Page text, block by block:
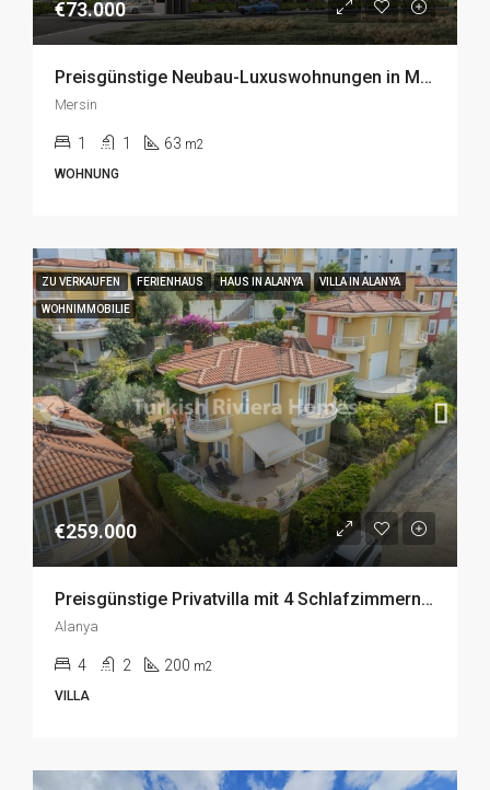
€73.000
Preisgünstige Neubau-Luxuswohnungen in Mersin zum Verkauf
Mersin
1 1 63 m2
WOHNUNG
ZU VERKAUFEN FERIENHAUS HAUS IN ALANYA VILLA IN ALANYA
WOHNIMMOBILIE
€259.000
Preisgünstige Privatvilla mit 4 Schlafzimmern zum Verkauf in Kargicak, Alanya
Alanya
4 2 200 m2
VILLA